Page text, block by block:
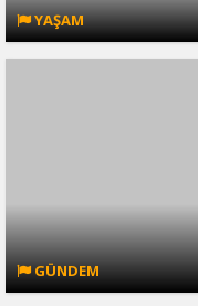
YAŞAM
GÜNDEM